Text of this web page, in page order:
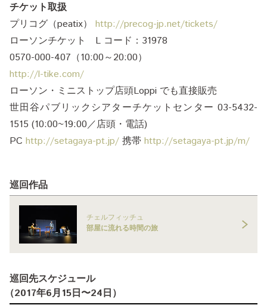
チケット取扱
プリコグ（peatix） http://precog-jp.net/tickets/
ローソンチケット L コード：31978
0570-000-407（10:00～20:00）
http://l-tike.com/
ローソン・ミニストップ店頭Loppi でも直接販売
世田谷パブリックシアターチケットセンター 03-5432-
1515 (10:00~19:00／店頭・電話)
PC http://setagaya-pt.jp/ 携帯 http://setagaya-pt.jp/m/
巡回作品
チェルフィッチュ
部屋に流れる時間の旅
巡回先スケジュール
（2017年6月15日〜24日）